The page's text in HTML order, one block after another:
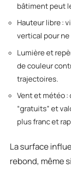
bâtiment peut
Hauteur libre :
vertical pour
Lumière et
de couleur
trajectoires.
Vent et météo
“gratuits” et
plus franc et
La surface
rebond, même